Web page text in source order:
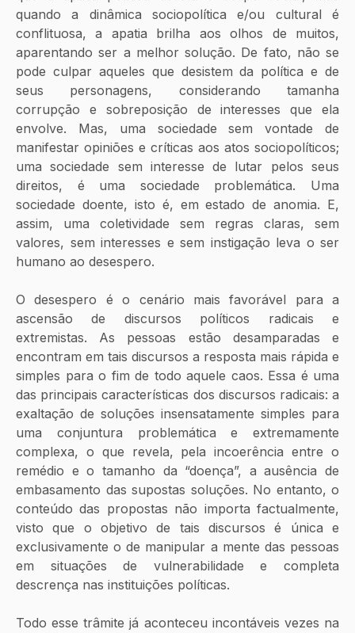
quando a dinâmica sociopolítica e/ou cultural é
conflituosa, a apatia brilha aos olhos de muitos,
aparentando ser a melhor solução. De fato, não se
pode culpar aqueles que desistem da política e de
seus personagens, considerando tamanha
corrupção e sobreposição de interesses que ela
envolve. Mas, uma sociedade sem vontade de
manifestar opiniões e críticas aos atos sociopolíticos;
uma sociedade sem interesse de lutar pelos seus
direitos, é uma sociedade problemática. Uma
sociedade doente, isto é, em estado de anomia. E,
assim, uma coletividade sem regras claras, sem
valores, sem interesses e sem instigação leva o ser
humano ao desespero.
O desespero é o cenário mais favorável para a
ascensão de discursos políticos radicais e
extremistas. As pessoas estão desamparadas e
encontram em tais discursos a resposta mais rápida e
simples para o fim de todo aquele caos. Essa é uma
das principais características dos discursos radicais: a
exaltação de soluções insensatamente simples para
uma conjuntura problemática e extremamente
complexa, o que revela, pela incoerência entre o
remédio e o tamanho da “doença”, a ausência de
embasamento das supostas soluções. No entanto, o
conteúdo das propostas não importa factualmente,
visto que o objetivo de tais discursos é única e
exclusivamente o de manipular a mente das pessoas
em situações de vulnerabilidade e completa
descrença nas instituições políticas.
Todo esse trâmite já aconteceu incontáveis vezes na